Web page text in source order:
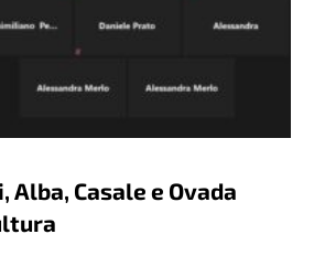
Alba, Casale e Ovada